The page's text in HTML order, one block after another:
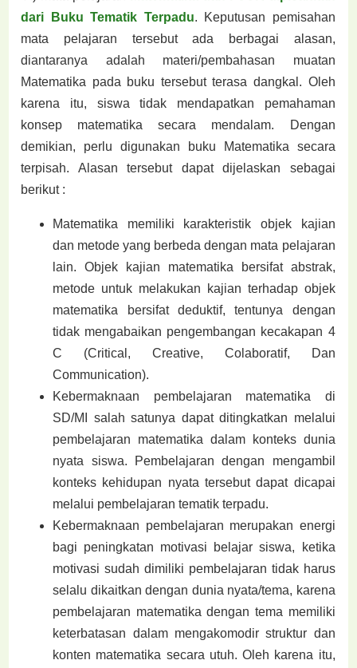
dari Buku Tematik Terpadu. Keputusan pemisahan
mata pelajaran tersebut ada berbagai alasan,
diantaranya adalah materi/pembahasan muatan
Matematika pada buku tersebut terasa dangkal. Oleh
karena itu, siswa tidak mendapatkan pemahaman
konsep matematika secara mendalam. Dengan
demikian, perlu digunakan buku Matematika secara
terpisah. Alasan tersebut dapat dijelaskan sebagai
berikut :
Matematika memiliki karakteristik objek kajian
dan metode yang berbeda dengan mata pelajaran
lain. Objek kajian matematika bersifat abstrak,
metode untuk melakukan kajian terhadap objek
matematika bersifat deduktif, tentunya dengan
tidak mengabaikan pengembangan kecakapan 4
C (Critical, Creative, Colaboratif, Dan
Communication).
Kebermaknaan pembelajaran matematika di
SD/MI salah satunya dapat ditingkatkan melalui
pembelajaran matematika dalam konteks dunia
nyata siswa. Pembelajaran dengan mengambil
konteks kehidupan nyata tersebut dapat dicapai
melalui pembelajaran tematik terpadu.
Kebermaknaan pembelajaran merupakan energi
bagi peningkatan motivasi belajar siswa, ketika
motivasi sudah dimiliki pembelajaran tidak harus
selalu dikaitkan dengan dunia nyata/tema, karena
pembelajaran matematika dengan tema memiliki
keterbatasan dalam mengakomodir struktur dan
konten matematika secara utuh. Oleh karena itu,